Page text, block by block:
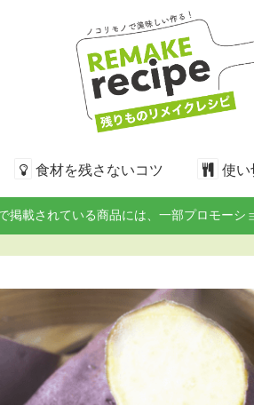
食材を残さないコツ 使い
掲載されている商品には、一部プロモーシ